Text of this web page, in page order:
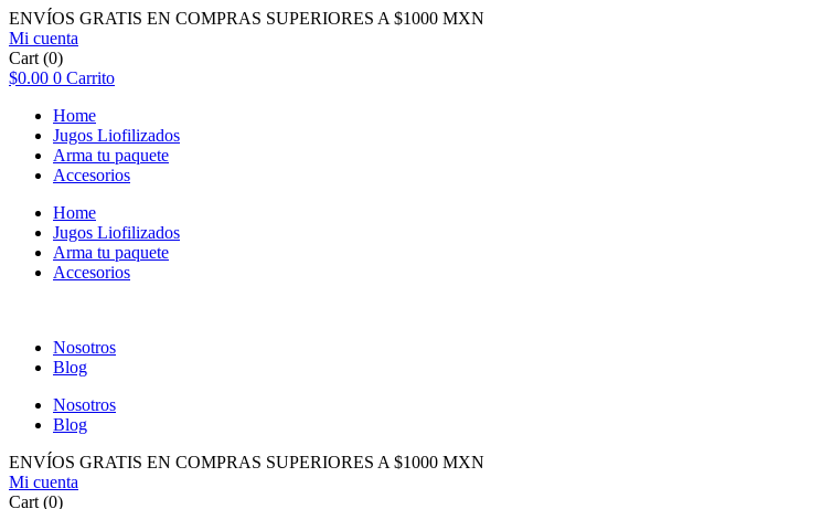
ENVÍOS GRATIS EN COMPRAS SUPERIORES A $1000 MXN
Mi cuenta
Cart (0)
$0.00 0 Carrito
Home
Jugos Liofilizados
Arma tu paquete
Accesorios
Home
Jugos Liofilizados
Arma tu paquete
Accesorios
Nosotros
Blog
Nosotros
Blog
ENVÍOS GRATIS EN COMPRAS SUPERIORES A $1000 MXN
Mi cuenta
Cart (0)